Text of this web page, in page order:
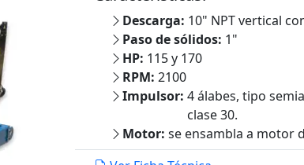
Descarga: 10" NPT vertical
Paso de sólidos: 1"
HP: 115 y 170
RPM: 2100
Impulsor: 4 álabes, tipo
clase 30.
Motor: se ensambla a motor